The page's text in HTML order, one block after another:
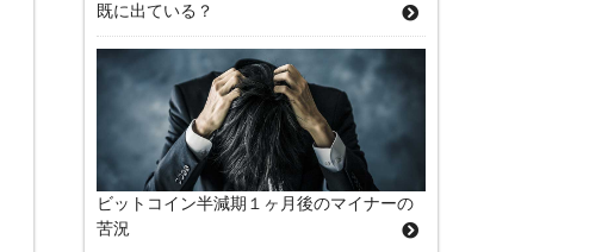
既に出ている？
ビットコイン半減期１ヶ月後のマイナーの
苦況